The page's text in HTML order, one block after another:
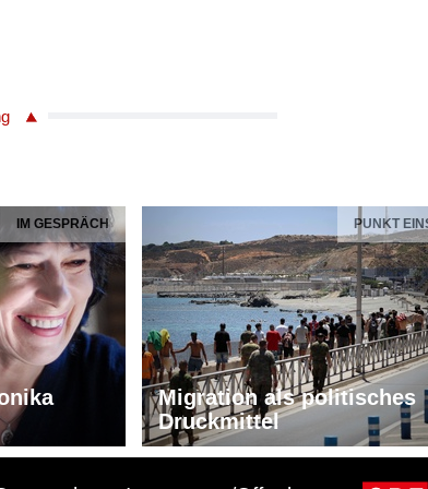
IM GESPRÄCH PUNKT
Migration als politisches
Druckmittel